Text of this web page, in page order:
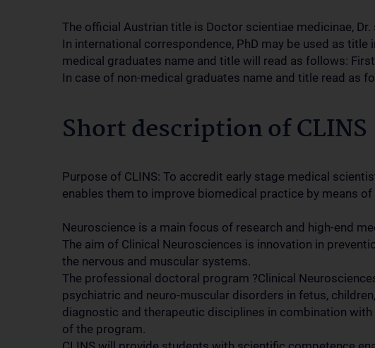
The official Austrian title is Doctor scientiae medicinae, Dr.
In international correspondence, PhD may be used as title
medical graduates name and title will read as follows:
In case of non-medical graduates name and title read as
Short description of CLINS
Purpose of CLINS: To accredit early stage medical
enables them to improve biomedical practice by means of
Neuroscience is a main focus of research and high-end
The aim of Clinical Neurosciences is innovation in
the nervous and muscular systems.
The professional doctoral program ?Clinical
psychiatric and neuro-muscular disorders in fetus,
diagnostic and therapeutic disciplines in combination
of the program.